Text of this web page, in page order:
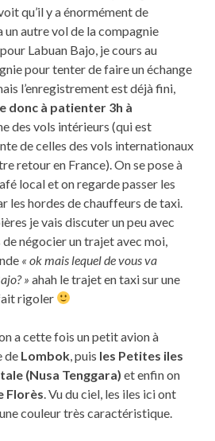
qu’il y a énormément de
un autre vol de la compagnie
Labuan Bajo, je cours au
pour tenter de faire un échange
l’enregistrement est déjà fini,
donc à patienter 3h à
des vols intérieurs (qui est
de celles des vols internationaux
retour en France). On se pose à
local et on regarde passer les
les hordes de chauffeurs de taxi.
je vais discuter un peu avec
négocier un trajet avec moi,
« ok mais lequel de vous va
» ahah le trajet en taxi sur une
rigoler
a cette fois un petit avion à
de Lombok, puis les Petites iles
(Nusa Tenggara) et enfin on
Florès . Vu du ciel, les iles ici ont
couleur très caractéristique.